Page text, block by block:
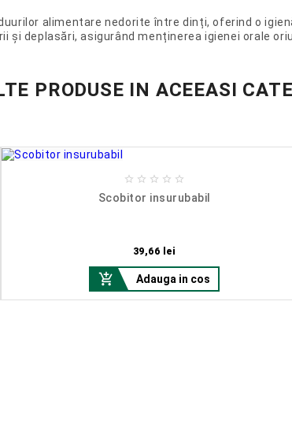
alimentare nedorite între dinți, oferind o
deplasări, asigurând menținerea igienei orale
PRODUSE IN ACEEASI
    
Scobitor insurubabil
39,66 lei
 Adauga in cos